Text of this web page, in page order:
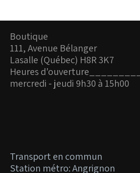
Boutique
111, Avenue Bélanger
Lasalle (Québec) H8R 3K7
Heures d'ouverture_
mercredi - jeudi 9h30 à 15h00
Transport en commun
Station métro: Angrignon